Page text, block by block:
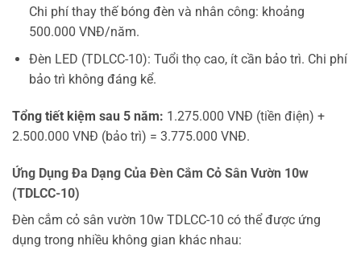
Chi phí thay thế bóng đèn và nhân công: khoảng
500.000 VNĐ/năm.
Đèn LED (TDLCC-10): Tuổi thọ cao, ít cần bảo trì. Chi phí
bảo trì không đáng kể.
Tổng tiết kiệm sau 5 năm: 1.275.000 VNĐ (tiền điện) +
2.500.000 VNĐ (bảo trì) = 3.775.000 VNĐ.
Ứng Dụng Đa Dạng Của Đèn Cắm Cỏ Sân Vườn 10w
(TDLCC-10)
Đèn cắm cỏ sân vườn 10w TDLCC-10 có thể được ứng
dụng trong nhiều không gian khác nhau: